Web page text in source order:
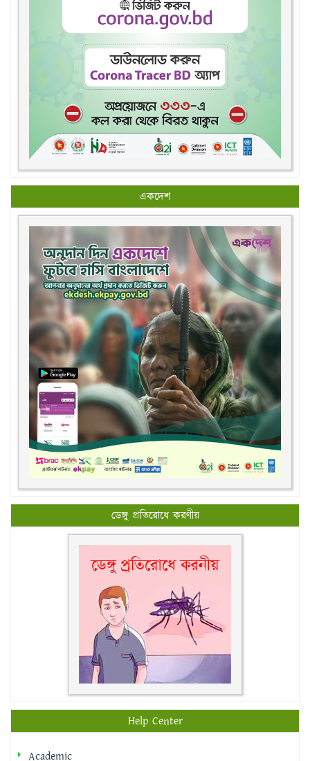
একদেশ
ডেঙ্গু প্রতিরোধে করণীয়
Help Center
Academic